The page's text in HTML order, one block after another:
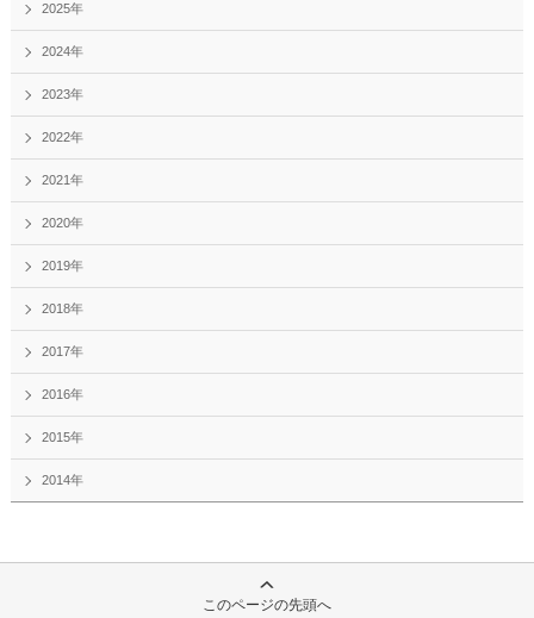
2025年
2024年
2023年
2022年
2021年
2020年
2019年
2018年
2017年
2016年
2015年
2014年
このページの先頭へ